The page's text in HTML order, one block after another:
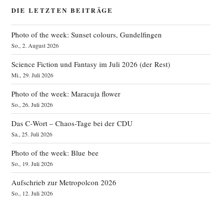
DIE LETZTEN BEITRÄGE
Photo of the week: Sunset colours, Gundelfingen
So., 2. August 2026
Science Fiction und Fantasy im Juli 2026 (der Rest)
Mi., 29. Juli 2026
Photo of the week: Maracuja flower
So., 26. Juli 2026
Das C‑Wort – Chaos-Tage bei der CDU
Sa., 25. Juli 2026
Photo of the week: Blue bee
So., 19. Juli 2026
Aufschrieb zur Metropolcon 2026
So., 12. Juli 2026